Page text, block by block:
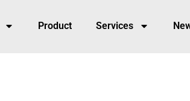
Product Services